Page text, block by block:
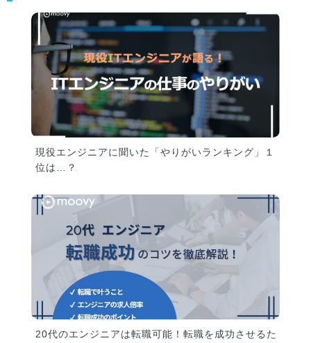
現役エンジニアに聞いた「やりがいランキング」１
位は…？
20代のエンジニアは転職可能！転職を成功させるた